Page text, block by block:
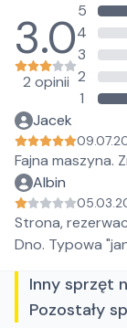
3.0
2 opinii
5
4
3
2
1
Jacek
Fajna maszyna.
Albin
Strona,
Dno. Typowa
Inny sprzęt
Pozostały